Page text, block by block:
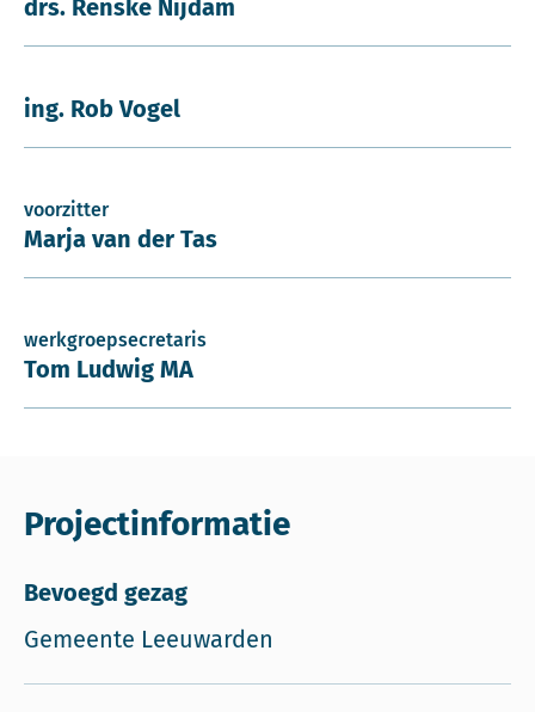
drs. Renske Nijdam
ing. Rob Vogel
voorzitter
Marja van der Tas
werkgroepsecretaris
Tom Ludwig MA
Projectinformatie
Bevoegd gezag
Gemeente Leeuwarden